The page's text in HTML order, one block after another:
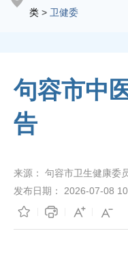
类 > 卫健委
句容市中
告
来源： 句容市卫生健康委
发布日期：
2026-07-08